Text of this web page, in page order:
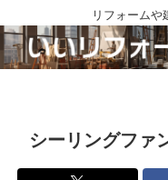
リフォームや
シーリングファ